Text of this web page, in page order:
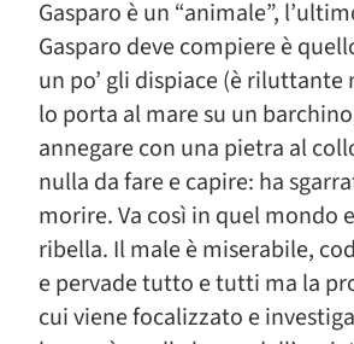
Gasparo è un “animale”,
Gasparo deve compiere è
un po’ gli dispiace (è riluttante
lo porta al mare su un
annegare con una pietra al
nulla da fare e capire: ha
morire. Va così in quel mondo
ribella. Il male è miserabile,
e pervade tutto e tutti ma la
cui viene focalizzato e